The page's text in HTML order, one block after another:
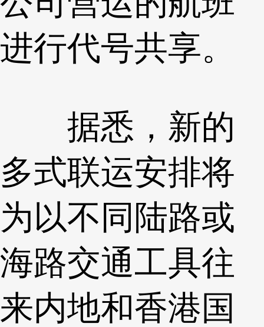
进行代号共享。
据悉，新的
多式联运安排将
为以不同陆路或
海路交通工具往
来内地和香港国